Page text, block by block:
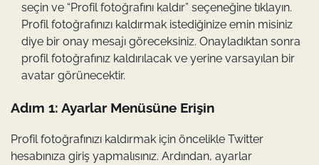
seçin ve “Profil fotoğrafını kaldır” seçeneğine tıklayın.
Profil fotoğrafınızı kaldırmak istediğinize emin misiniz
diye bir onay mesajı göreceksiniz. Onayladıktan sonra
profil fotoğrafınız kaldırılacak ve yerine varsayılan bir
avatar görünecektir.
Adım 1: Ayarlar Menüsüne Erişin
Profil fotoğrafınızı kaldırmak için öncelikle Twitter
hesabınıza giriş yapmalısınız. Ardından, ayarlar